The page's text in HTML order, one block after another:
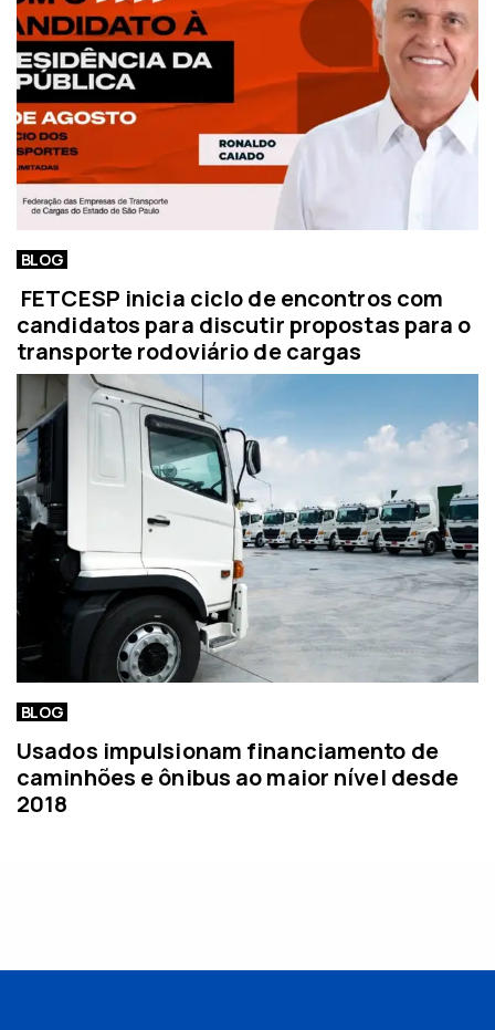
BLOG
FETCESP inicia ciclo de encontros com
candidatos para discutir propostas para o
transporte rodoviário de cargas
BLOG
Usados impulsionam financiamento de
caminhões e ônibus ao maior nível desde
2018